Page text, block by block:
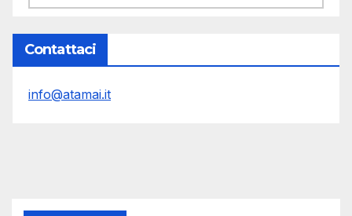
Contattaci
info@atamai.it